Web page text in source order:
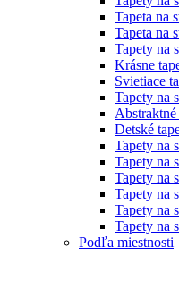
Tapeta na
Tapeta na
Tapety na
Krásne
Svietiace
Tapety na
Abstraktné
Detské
Tapety na
Tapety na
Tapety na
Tapety na
Tapety na
Tapety na
Podľa miestnosti